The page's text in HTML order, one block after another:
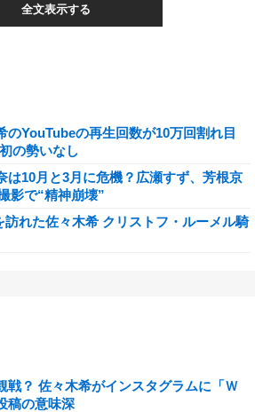
全文表示する
のYouTubeの再生回数が10万回割れ目
の勢いなし
は10月と3月に危機？広瀬すず、芳根京
影で“精神崩壊”
訪れた佐々木希 クリストフ・ルーメル騎
戦？ 佐々木希がインスタグラムに「Ｗ
稿の意味深